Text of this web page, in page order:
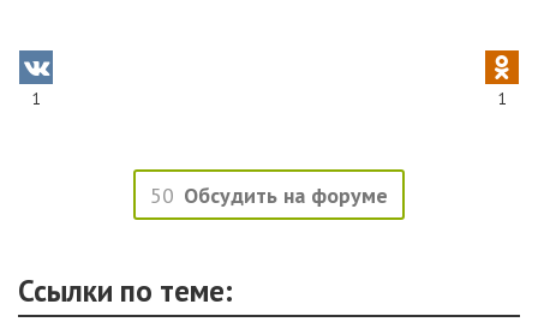
1 1
50 Обсудить на форуме
Ссылки по теме: